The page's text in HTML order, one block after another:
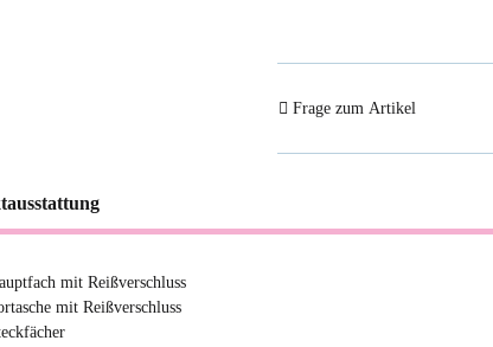
Frage zum Artikel
mit Reißverschluss
mit Reißverschluss